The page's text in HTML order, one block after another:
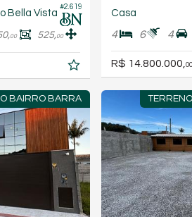
#2.619
Bella Vista
00 525,00
Casa
4 6 4
R$ 14.800.000, 00
BAIRRO BARRA